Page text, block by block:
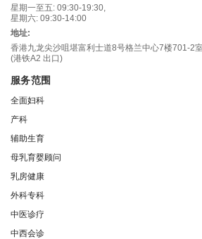
星期一至五: 09:30-19:30,
星期六: 09:30-14:00
地址:
香港九龙尖沙咀堪富利士道8号格兰中心7楼701-2
(港铁A2 出口)
服务范围
全面妇科
产科
辅助生育
母乳育婴顾问
乳房健康
外科专科
中医诊疗
中西会诊